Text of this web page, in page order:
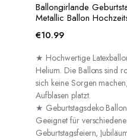
Ballongirlande
Metallic Ballon
€10.99
★ Hochwertige
Helium. Die Ballons sind
sich keine Sorgen
Aufblasen platzt.
★ Geburtstagsdeko
Geeignet für
Geburtstagsfeiern,